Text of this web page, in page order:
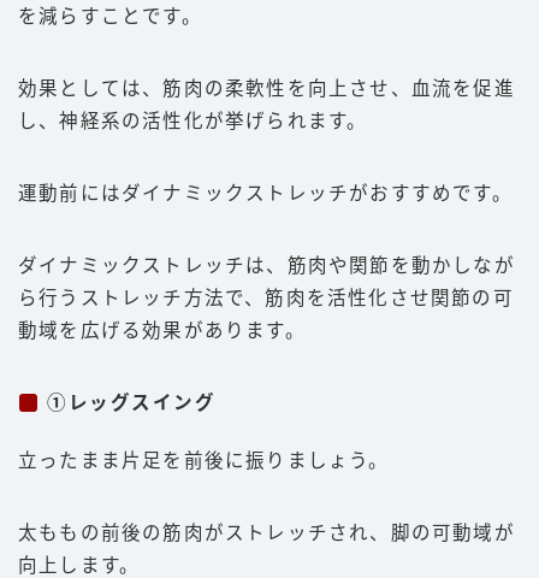
を減らすことです。
効果としては、筋肉の柔軟性を向上させ、血流を促進
し、神経系の活性化が挙げられます。
運動前にはダイナミックストレッチがおすすめです。
ダイナミックストレッチは、筋肉や関節を動かしなが
ら行うストレッチ方法で、筋肉を活性化させ関節の可
動域を広げる効果があります。
①レッグスイング
立ったまま片足を前後に振りましょう。
太ももの前後の筋肉がストレッチされ、脚の可動域が
向上します。